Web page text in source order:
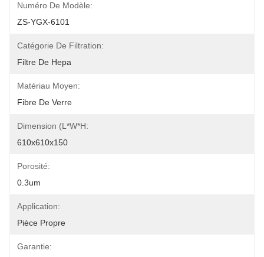
Numéro De Modèle:
ZS-YGX-6101
Catégorie De Filtration:
Filtre De Hepa
Matériau Moyen:
Fibre De Verre
Dimension (L*W*H:
610x610x150
Porosité:
0.3um
Application:
Pièce Propre
Garantie: